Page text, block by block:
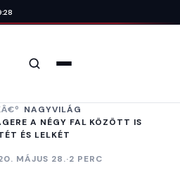
Keresés
NAGYVILÁG
A NÉGY FAL KÖZÖTT IS
ÉS LELKÉT
MÁJUS 28.·2 PERC